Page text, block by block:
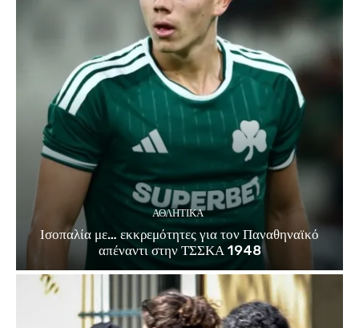
ΑΘΛΗΤΙΚΑ
Ισοπαλία με… εκκρεμότητες για τον Παναθηναϊκό
απέναντι στην ΤΣΣΚΑ 1948